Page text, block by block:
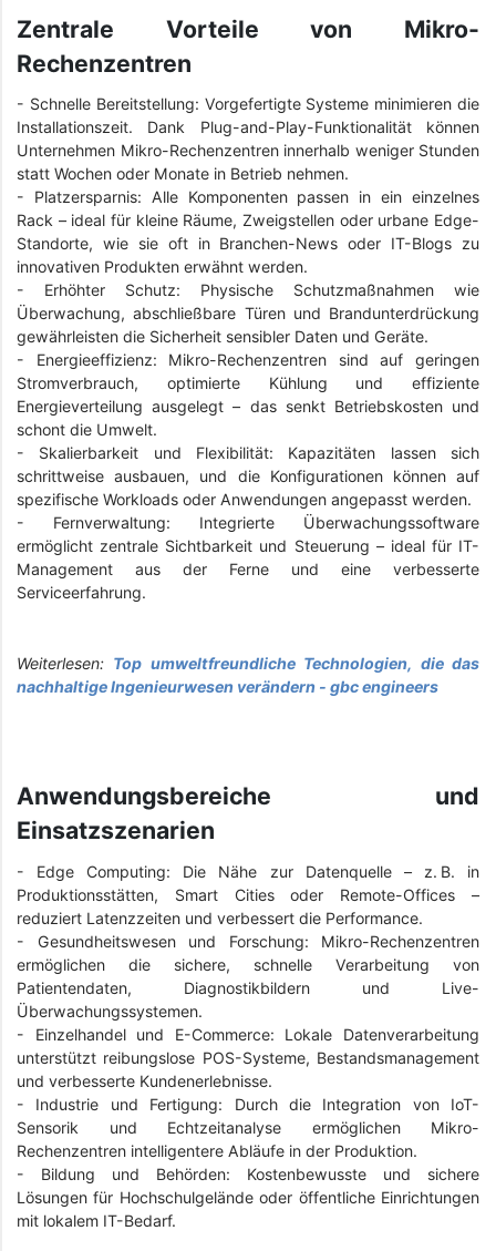
Zentrale Vorteile von Mikro-
Rechenzentren
- Schnelle Bereitstellung: Vorgefertigte Systeme minimieren die
Installationszeit. Dank Plug-and-Play-Funktionalität können
Unternehmen Mikro-Rechenzentren innerhalb weniger Stunden
statt Wochen oder Monate in Betrieb nehmen.
- Platzersparnis: Alle Komponenten passen in ein einzelnes
Rack – ideal für kleine Räume, Zweigstellen oder urbane Edge-
Standorte, wie sie oft in Branchen-News oder IT-Blogs zu
innovativen Produkten erwähnt werden.
- Erhöhter Schutz: Physische Schutzmaßnahmen wie
Überwachung, abschließbare Türen und Brandunterdrückung
gewährleisten die Sicherheit sensibler Daten und Geräte.
- Energieeffizienz: Mikro-Rechenzentren sind auf geringen
Stromverbrauch, optimierte Kühlung und effiziente
Energieverteilung ausgelegt – das senkt Betriebskosten und
schont die Umwelt.
- Skalierbarkeit und Flexibilität: Kapazitäten lassen sich
schrittweise ausbauen, und die Konfigurationen können auf
spezifische Workloads oder Anwendungen angepasst werden.
- Fernverwaltung: Integrierte Überwachungssoftware
ermöglicht zentrale Sichtbarkeit und Steuerung – ideal für IT-
Management aus der Ferne und eine verbesserte
Serviceerfahrung.
Weiterlesen: Top umweltfreundliche Technologien, die das
nachhaltige Ingenieurwesen verändern - gbc engineers
Anwendungsbereiche und
Einsatzszenarien
- Edge Computing: Die Nähe zur Datenquelle – z. B. in
Produktionsstätten, Smart Cities oder Remote-Offices –
reduziert Latenzzeiten und verbessert die Performance.
- Gesundheitswesen und Forschung: Mikro-Rechenzentren
ermöglichen die sichere, schnelle Verarbeitung von
Patientendaten, Diagnostikbildern und Live-
Überwachungssystemen.
- Einzelhandel und E-Commerce: Lokale Datenverarbeitung
unterstützt reibungslose POS-Systeme, Bestandsmanagement
und verbesserte Kundenerlebnisse.
- Industrie und Fertigung: Durch die Integration von IoT-
Sensorik und Echtzeitanalyse ermöglichen Mikro-
Rechenzentren intelligentere Abläufe in der Produktion.
- Bildung und Behörden: Kostenbewusste und sichere
Lösungen für Hochschulgelände oder öffentliche Einrichtungen
mit lokalem IT-Bedarf.